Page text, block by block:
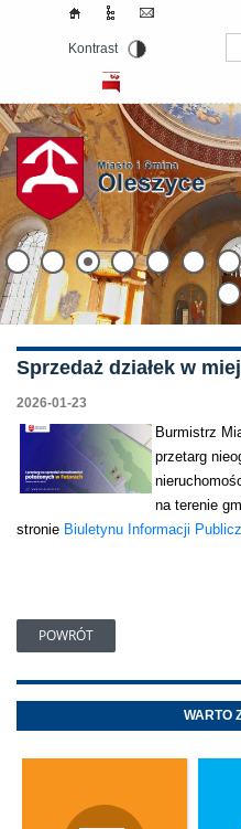
Kontrast
Sprzedaż działek w
2026-01-23
Burmistrz
przetarg
na terenie
stronie Biuletynu Informacji
POWRÓT
WARTO